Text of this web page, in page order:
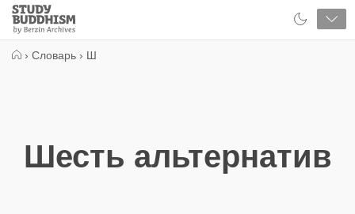
Close
Study
Buddhism
› Словарь › Ш
Шесть альтернатив